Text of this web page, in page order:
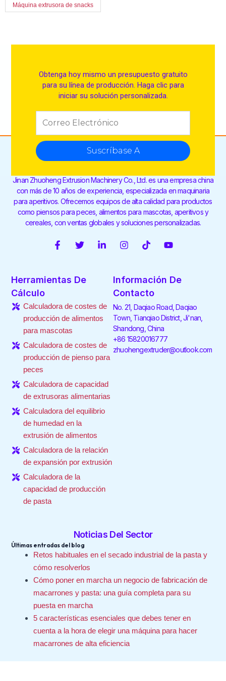
Máquina extrusora de snacks
Obtenga hoy mismo un presupuesto gratuito
para su línea de producción. Haga clic para
iniciar su solución personalizada.
Suscríbase A
Jinan Zhuoheng Extrusion Machinery Co., Ltd. es una empresa china
con más de 10 años de experiencia, especializada en maquinaria
para aperitivos. Ofrecemos equipos de alta calidad para productos
como piensos para peces, alimentos para mascotas, aperitivos y
cereales, con ventas globales y soluciones personalizadas.
F
b
k
-
T
t
L
n
-
I
a
g
r
a
m
T
o
k
Y
u
Herramientas De
Cálculo
Calculadora de costes de
producción de alimentos
para mascotas
Calculadora de costes de
producción de pienso para
peces
Calculadora de capacidad
de extrusoras alimentarias
Calculadora del equilibrio
de humedad en la
extrusión de alimentos
Calculadora de la relación
de expansión por extrusión
Calculadora de la
capacidad de producción
de pasta
Información De
Contacto
No. 21, Daqiao Road, Daqiao
Town, Tianqiao District, Ji'nan,
Shandong, China
+86 15820016777
zhuohengextruder@outlook.com
Noticias Del Sector
Últimas entradas del blog
Retos habituales en el secado industrial de la pasta y
cómo resolverlos
Cómo poner en marcha un negocio de fabricación de
macarrones y pasta: una guía completa para su
puesta en marcha
5 características esenciales que debes tener en
cuenta a la hora de elegir una máquina para hacer
macarrones de alta eficiencia